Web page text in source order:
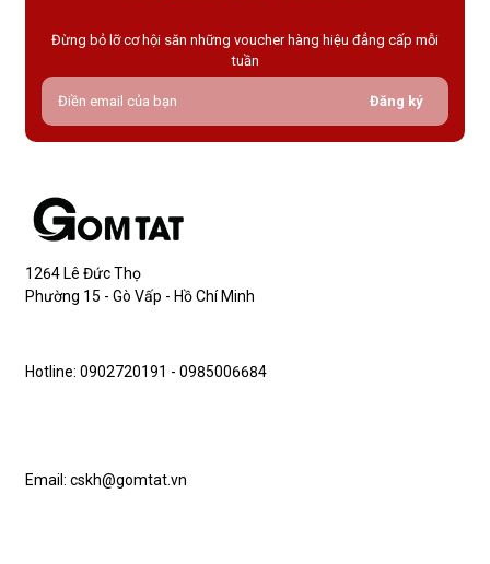
Đừng bỏ lỡ cơ hội săn những voucher hàng hiệu đẳng cấp mỗi
tuần
Đăng ký
1264 Lê Đức Thọ
Phường 15 - Gò Vấp - Hồ Chí Minh
Hotline: 0902720191 - 0985006684
Email: cskh@gomtat.vn